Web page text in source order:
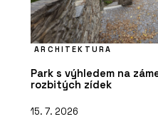
ARCHITEKTURA
Park s výhledem na
rozbitých zídek
15. 7. 2026